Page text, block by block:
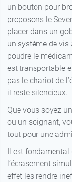
un bouton pour
proposons le
placer dans un
un système de vis
poudre le
est transportable
pas le chariot de
il reste silencieux.
Que vous soyez
ou un soignant,
tout pour une
Il est fondamental
l’écrasement
effet les rendre